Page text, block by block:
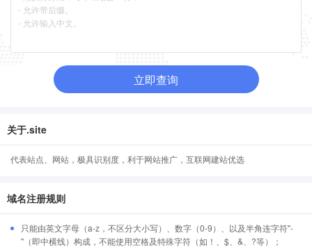
立即查询
关于.site
代表站点、网站，极具识别度，利于网站推广，互联网建站优选
域名注册规则
只能由英文字母（a-z，不区分大小写）、数字（0-9）、以及半角连字符"-
"（即中横线）构成，不能使用空格及特殊字符（如！、$、&、?等）；